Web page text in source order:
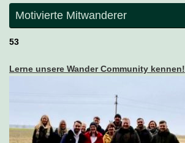
Motivierte Mitwanderer
53
Lerne unsere Wander Community kennen!